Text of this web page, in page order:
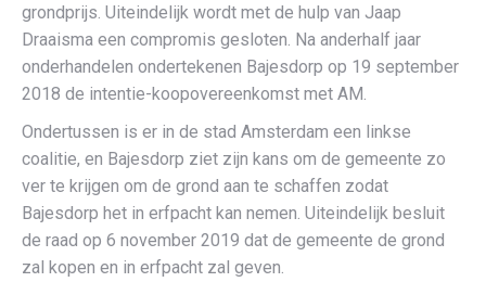
grondprijs. Uiteindelijk wordt met de hulp van Jaap
Draaisma een compromis gesloten. Na anderhalf jaar
onderhandelen ondertekenen Bajesdorp op 19 september
2018 de intentie-koopovereenkomst met AM.
Ondertussen is er in de stad Amsterdam een linkse
coalitie, en Bajesdorp ziet zijn kans om de gemeente zo
ver te krijgen om de grond aan te schaffen zodat
Bajesdorp het in erfpacht kan nemen. Uiteindelijk besluit
de raad op 6 november 2019 dat de gemeente de grond
zal kopen en in erfpacht zal geven.